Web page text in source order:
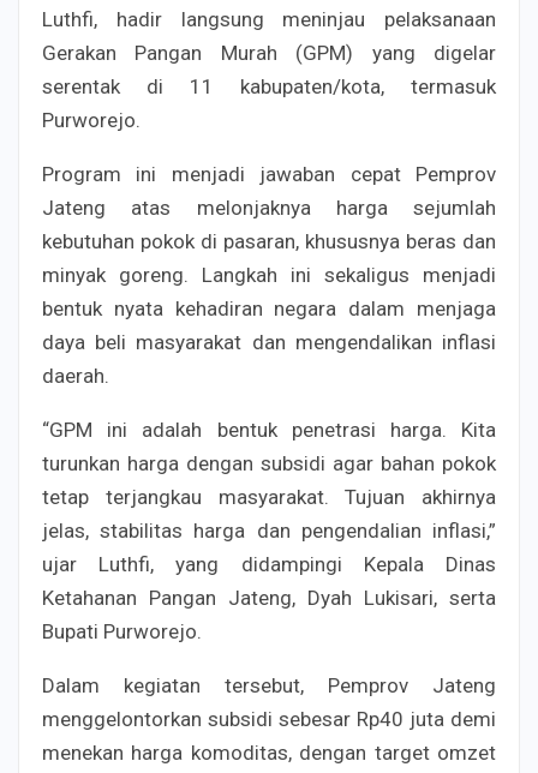
Luthfi, hadir langsung meninjau pelaksanaan
Gerakan Pangan Murah (GPM) yang digelar
serentak di 11 kabupaten/kota, termasuk
Purworejo.
Program ini menjadi jawaban cepat Pemprov
Jateng atas melonjaknya harga sejumlah
kebutuhan pokok di pasaran, khususnya beras dan
minyak goreng. Langkah ini sekaligus menjadi
bentuk nyata kehadiran negara dalam menjaga
daya beli masyarakat dan mengendalikan inflasi
daerah.
“GPM ini adalah bentuk penetrasi harga. Kita
turunkan harga dengan subsidi agar bahan pokok
tetap terjangkau masyarakat. Tujuan akhirnya
jelas, stabilitas harga dan pengendalian inflasi,”
ujar Luthfi, yang didampingi Kepala Dinas
Ketahanan Pangan Jateng, Dyah Lukisari, serta
Bupati Purworejo.
Dalam kegiatan tersebut, Pemprov Jateng
menggelontorkan subsidi sebesar Rp40 juta demi
menekan harga komoditas, dengan target omzet